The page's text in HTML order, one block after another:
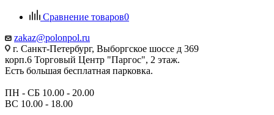
Сравнение товаров0
zakaz@polonpol.ru
г. Санкт-Петербург, Выборгское шоссе д 369
корп.6 Торговый Центр "Паргос", 2 этаж.
Есть большая бесплатная парковка.
ПН - СБ 10.00 - 20.00
ВС 10.00 - 18.00